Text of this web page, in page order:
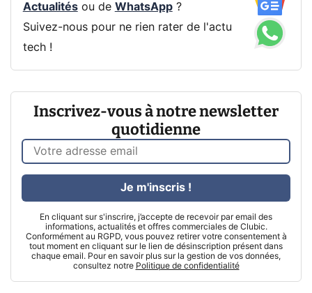
Actualitésou de WhatsApp?
Suivez-nous pour ne rien rater de l'actu
tech !
Inscrivez-vous à notre newsletter
quotidienne
En cliquant sur s'inscrire, j’accepte de recevoir par email des
informations, actualités et offres commerciales de Clubic.
Conformément au RGPD, vous pouvez retirer votre consentement à
tout moment en cliquant sur le lien de désinscription présent dans
chaque email. Pour en savoir plus sur la gestion de vos données,
consultez notre Politique de confidentialité
Je m'inscris !